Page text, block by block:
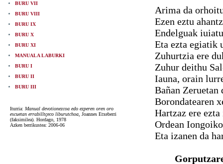
BURU VII
BURU VIII
BURU IX
BURU X
BURU XI
MANUALA LABURKI
BURU I
BURU II
BURU III
Iturria: Manual devotionezcoa edo ezperen oren oro
escuetan errabilltçeco liburutchoa , Joannes Etxeberri
(faksimilea). Hordago, 1978
Azken berrikustea: 2006-06
Arima da
Ezen eztu
Endelguak
Eta ezta egiatik
Zuhurtzia ere
Zuhur deithu
Iauna, orain
Bañan
Borondatearen
Hartzaz ere
Ordean
Eta izanen da